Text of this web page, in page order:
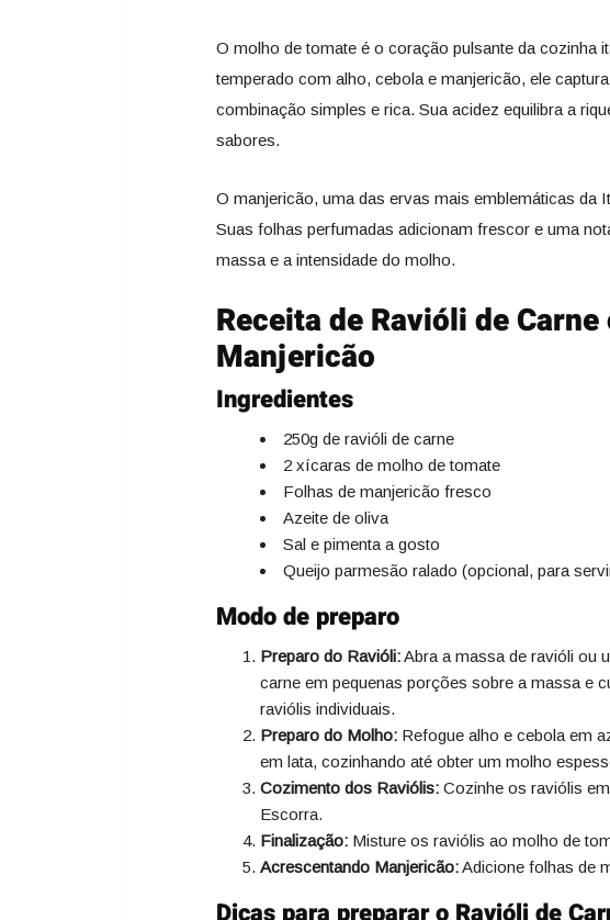
O molho de tomate é o coração pulsante da cozinha
temperado com alho, cebola e manjericão, ele
combinação simples e rica. Sua acidez equilibra a
sabores.
O manjericão, uma das ervas mais emblemáticas da
Suas folhas perfumadas adicionam frescor e uma
massa e a intensidade do molho.
Receita de Ravióli de
Manjericão
Ingredientes
250g de ravióli de carne
2 xícaras de molho de tomate
Folhas de manjericão fresco
Azeite de oliva
Sal e pimenta a gosto
Queijo parmesão ralado (opcional, para
Modo de preparo
Preparo do Ravióli:Abra a massa de ravióli ou
carne em pequenas porções sobre a massa e
raviólis individuais.
Preparo do Molho: Refogue alho e cebola em
em lata, cozinhando até obter um molho
Cozimento dos Raviólis: Cozinhe os raviólis
Escorra.
Finalização: Misture os raviólis ao molho de
Acrescentando Manjericão:Adicione folhas de
Dicas para preparar o Ravióli de